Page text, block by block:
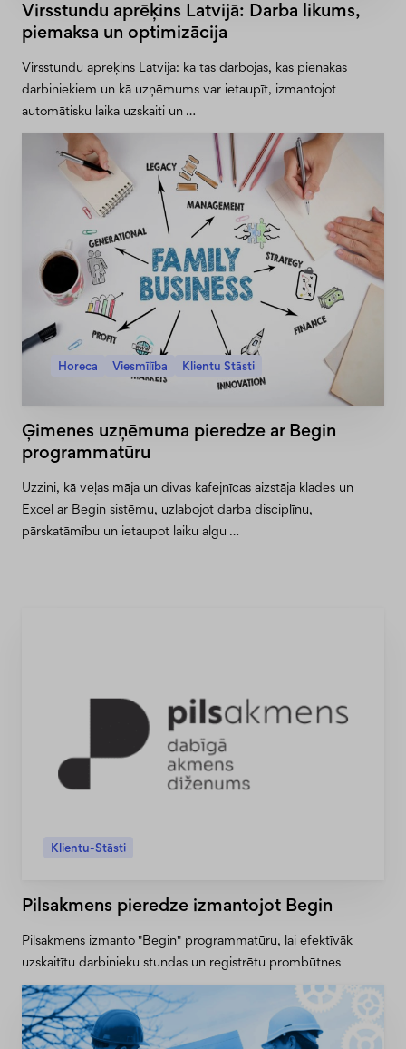
Virsstundu aprēķins Latvijā: Darba likums,
piemaksa un optimizācija
Virsstundu aprēķins Latvijā: kā tas darbojas, kas pienākas
darbiniekiem un kā uzņēmums var ietaupīt, izmantojot
automātisku laika uzskaiti un …
Horeca Viesmīlība Klientu Stāsti
Ģimenes uzņēmuma pieredze ar Begin
programmatūru
Uzzini, kā veļas māja un divas kafejnīcas aizstāja klades un
Excel ar Begin sistēmu, uzlabojot darba disciplīnu,
pārskatāmību un ietaupot laiku algu …
Klientu-Stāsti
Pilsakmens pieredze izmantojot Begin
Pilsakmens izmanto "Begin" programmatūru, lai efektīvāk
uzskaitītu darbinieku stundas un registrētu prombūtnes